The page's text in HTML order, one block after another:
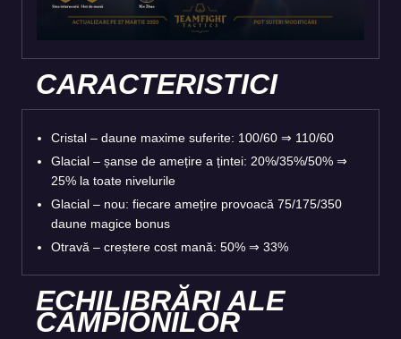
CARACTERISTICI
Cristal – daune maxime suferite: 100/60 ⇒ 110/60
Glacial – șanse de amețire a țintei: 20%/35%/50% ⇒
25% la toate nivelurile
Glacial – nou: fiecare amețire provoacă 75/175/350
daune magice bonus
Otravă – creștere cost mană: 50% ⇒ 33%
ECHILIBRĂRI ALE
CAMPIONILOR